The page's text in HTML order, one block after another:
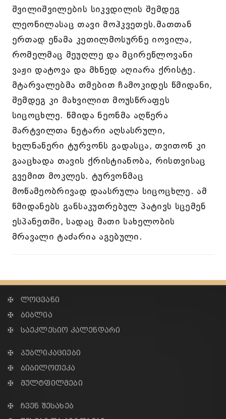
შვილიშვილების სიკვდილის შემდეგ
ლეონილასაც თავი მოჰკვეთეს.მათთან
ერთად ეწამა კეთილმოსურნე იოვილა,
რომელმაც მეუღლე და მცირეწლოვანი
ვაჟი დატოვა და მხნედ აღიარა ქრისტე.
მტარვალებმა თმებით ჩამოკიდეს წმიდანი,
შემდეგ კი მახვილით მოუსწრაფეს
სიცოცხლე. წმიდა ნეონმა აღწერა
მარტვილთა ნეტარი აღსასრული,
ხელნაწერი ტურვონს გადასცა, თვითონ კი
გააცხადა თავის ქრისტიანობა, რისთვისაც
გვემით მოკლეს. ტურვონმაც
მოწამეობრივად დაასრულა სიცოცხლე. ამ
წმიდანებს განსაკუთრებულ პატივს სცემენ
ესპანეთში, სადაც მათი სახელობის
მრავალი ტაძარია აგებული.
✠ ლოცვანი
✠ ბიბლია
✠ საეკლესიო კალენდარი
✠ პუბლიკაციები
✠ ბიბილოთეკა
✠ მულტფილმები
✠ ჩვენ შესახებ